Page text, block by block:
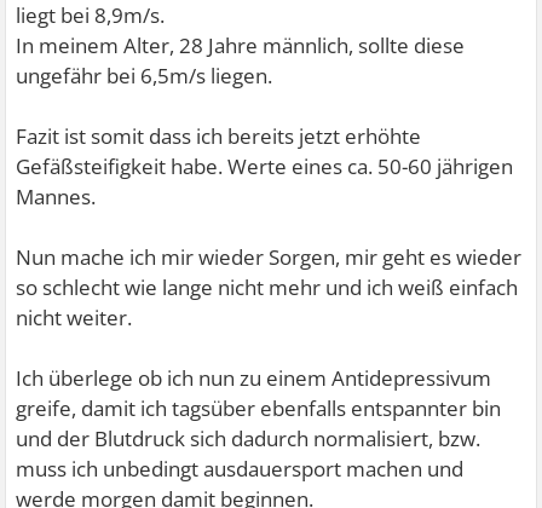
liegt bei 8,9m/s.
In meinem Alter, 28 Jahre männlich, sollte diese
ungefähr bei 6,5m/s liegen.
Fazit ist somit dass ich bereits jetzt erhöhte
Gefäßsteifigkeit habe. Werte eines ca. 50-60 jährigen
Mannes.
Nun mache ich mir wieder Sorgen, mir geht es wieder
so schlecht wie lange nicht mehr und ich weiß einfach
nicht weiter.
Ich überlege ob ich nun zu einem Antidepressivum
greife, damit ich tagsüber ebenfalls entspannter bin
und der Blutdruck sich dadurch normalisiert, bzw.
muss ich unbedingt ausdauersport machen und
werde morgen damit beginnen.